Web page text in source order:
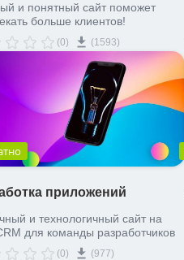
и понятный сайт поможет
больше клиентов!
(0) (1593)
приложений
и технологичный сайт на
для команды разработчиков
(0) (977)